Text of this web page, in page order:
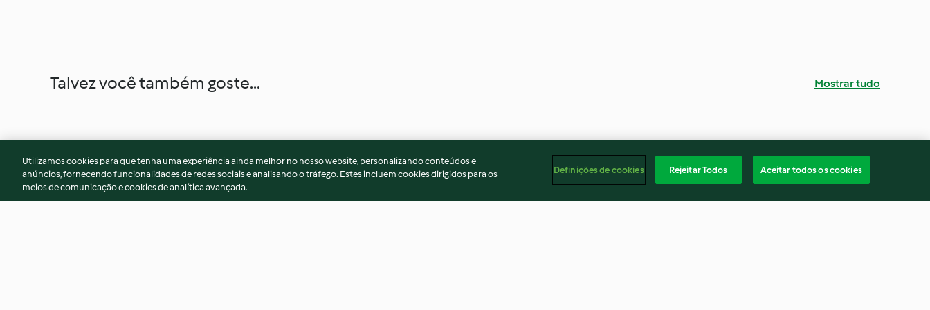
Talvez você também goste... Mostrar tudo
Utilizamos cookies para que tenha uma experiência ainda melhor no nosso website, personalizando conteúdos e
anúncios, fornecendo funcionalidades de redes sociais e analisando o tráfego. Estes incluem cookies dirigidos para os
meios de comunicação e cookies de analítica avançada.
Definições de cookies Rejeitar Todos Aceitar todos os cookies